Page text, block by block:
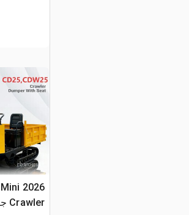
Mini
Crawler جرار نقل (Unused)